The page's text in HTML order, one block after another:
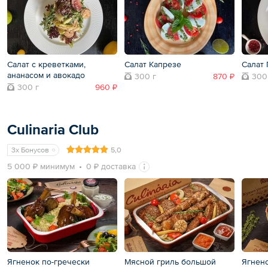
Салат с креветками,
ананасом и авокадо
300 г
960 ₽
Салат Капрезе
300 г
870 ₽
Салат
300
Culinaria Club
3x Бонусов 5,0
5 000 ₽ минимум 0 ₽ доставка
Ягненок по-гречески
Мясной гриль большой